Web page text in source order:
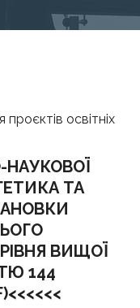
освітніх
НАУКОВОЇ
ТА
ВИЩОЇ
144